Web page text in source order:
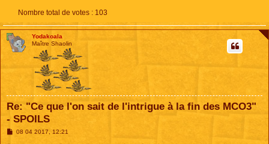
Nombre total de votes : 103
Yodakoala
Maître Shaolin
Re: "Ce que l'on sait de l'intrigue à la fin des MCO3"
- SPOILS
M08 04 2017, 12:21